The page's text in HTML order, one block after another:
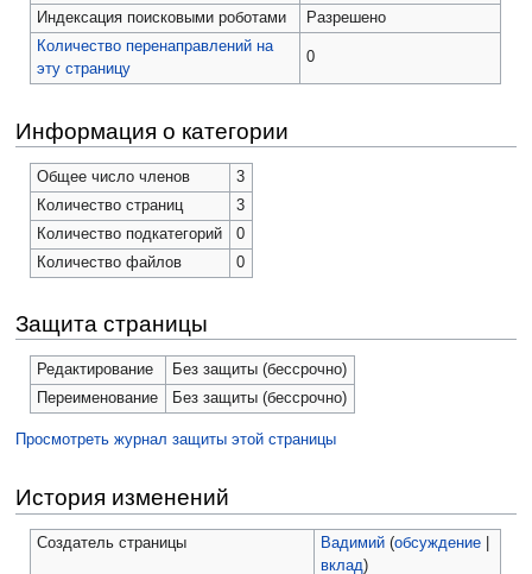
Индексация поисковыми роботами
Разрешено
Количество перенаправлений на
эту страницу
0
Информация о категории
Общее число членов
3
Количество страниц
3
Количество подкатегорий
0
Количество файлов
0
Защита страницы
Редактирование
Без защиты (бессрочно)
Переименование
Без защиты (бессрочно)
Просмотреть журнал защиты этой страницы
История изменений
Создатель страницы Вадимий (обсуждение
вклад)